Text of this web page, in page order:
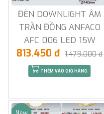
ĐÈN DOWNLIGHT ÂM
TRẦN ĐỒNG ANFACO
AFC 006 LED 15W
813.450 đ 1.479.000 đ
THÊM VÀO GIỎ HÀNG